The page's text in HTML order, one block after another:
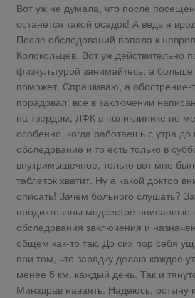
Вот уж не думала, что после
останется такой осадок! А ведь я
После обследований попала к
Колокольцев. Вот уж действительно
физкультурой занимайтесь, а
поможет. Спрашиваю, а обострение-
порадовал: все в заключении
на твердом, ЛФК в поликлинике по
особенно, когда работаешь с утра
обследование и то есть только в
внутримышечное, только вот мне
таблеток хватит. Ну а какой доктор
описать! Зачем больного слушать?
продиктованы медсестре описанные
обследования заключения и
общем как-то так. До сих пор себя
при том, что зарядку делаю каждое
менее 5 км. каждый день. Так и
Минздрав наваять. Надеюсь, остыну